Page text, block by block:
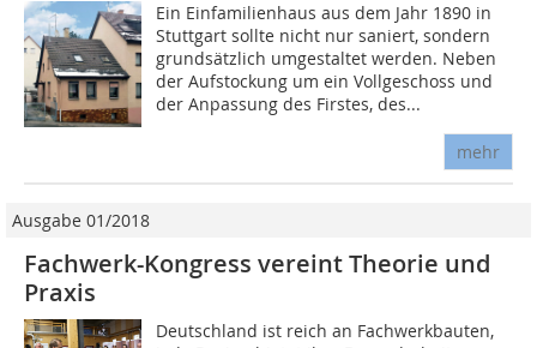
Ein Einfamilienhaus aus dem Jahr 1890 in
Stuttgart sollte nicht nur saniert, sondern
grundsätzlich umgestaltet werden. Neben
der Aufstockung um ein Vollgeschoss und
der Anpassung des Firstes, des...
mehr
Ausgabe 01/2018
Fachwerk-Kongress vereint Theorie und
Praxis
Deutschland ist reich an Fachwerkbauten,